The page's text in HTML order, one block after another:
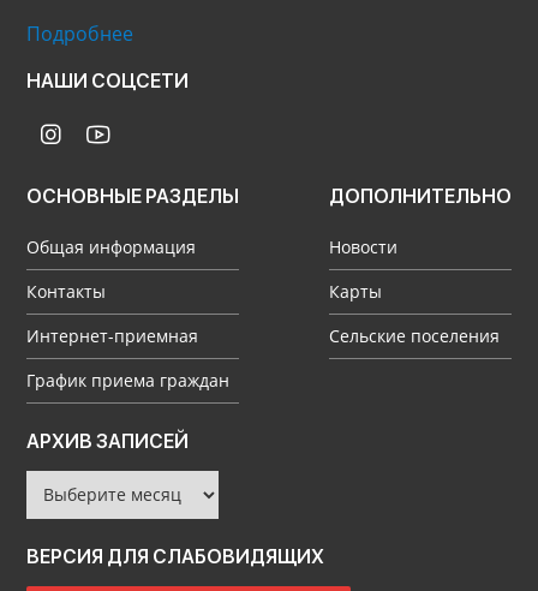
Подробнее
НАШИ СОЦСЕТИ
ОСНОВНЫЕ РАЗДЕЛЫ
Общая информация
Контакты
Интернет-приемная
График приема граждан
ДОПОЛНИТЕЛЬНО
Новости
Карты
Сельские поселения
АРХИВ ЗАПИСЕЙ
Архив
записей
ВЕРСИЯ ДЛЯ СЛАБОВИДЯЩИХ